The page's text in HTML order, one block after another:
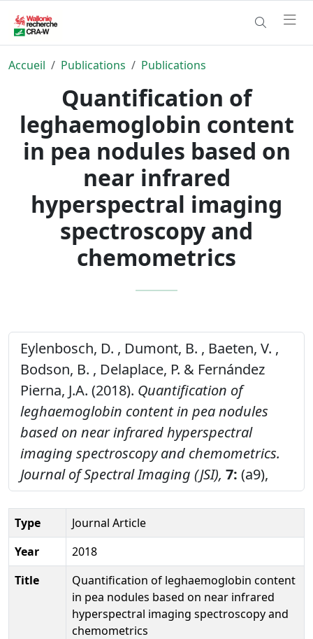
Accueil Publications Publications
Quantification of
leghaemoglobin content
in pea nodules based on
near infrared
hyperspectral imaging
spectroscopy and
chemometrics
Eylenbosch, D. , Dumont, B. , Baeten, V. ,
Bodson, B. , Delaplace, P. & Fernández
Pierna, J.A. (2018). Quantification of
leghaemoglobin content in pea nodules
based on near infrared hyperspectral
imaging spectroscopy and chemometrics.
Journal of Spectral Imaging (JSI), 7: (a9),
Type
Journal Article
Year
2018
Title
Quantification of leghaemoglobin content
in pea nodules based on near infrared
hyperspectral imaging spectroscopy and
chemometrics